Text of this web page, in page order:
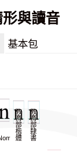
與讀音
基本包
教
育
部
楷
體
教
育
部
隸
書